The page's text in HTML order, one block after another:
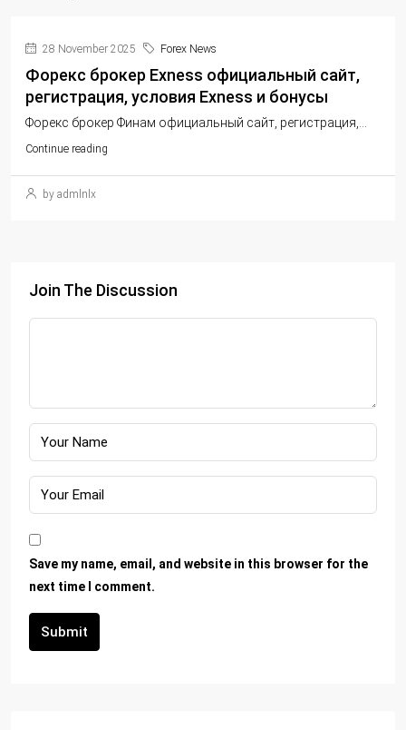
28 November 2025 Forex News
Форекс брокер Exness официальный сайт,
регистрация, условия Exness и бонусы
Форекс брокер Финам официальный сайт, регистрация,...
Continue reading
by admlnlx
Join The Discussion
Save my name, email, and website in this browser for the
next time I comment.
Submit